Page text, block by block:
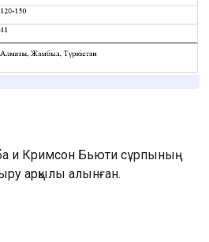
и Кримсон Бьюти сұрпының
арқылы алынған.